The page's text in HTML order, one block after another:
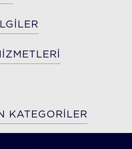
KATEGORİLER